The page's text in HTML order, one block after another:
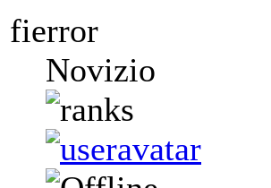
fierror
Novizio